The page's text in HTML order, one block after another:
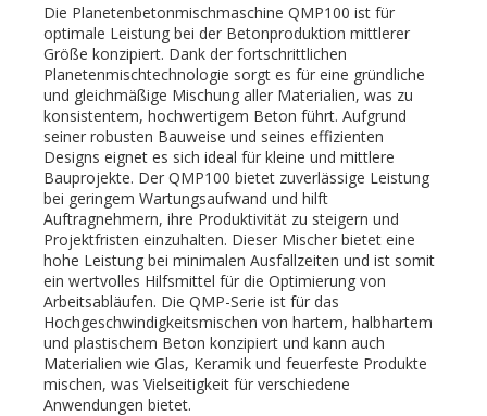
Die Planetenbetonmischmaschine QMP100 ist für
optimale Leistung bei der Betonproduktion mittlerer
Größe konzipiert. Dank der fortschrittlichen
Planetenmischtechnologie sorgt es für eine gründliche
und gleichmäßige Mischung aller Materialien, was zu
konsistentem, hochwertigem Beton führt. Aufgrund
seiner robusten Bauweise und seines effizienten
Designs eignet es sich ideal für kleine und mittlere
Bauprojekte. Der QMP100 bietet zuverlässige Leistung
bei geringem Wartungsaufwand und hilft
Auftragnehmern, ihre Produktivität zu steigern und
Projektfristen einzuhalten. Dieser Mischer bietet eine
hohe Leistung bei minimalen Ausfallzeiten und ist somit
ein wertvolles Hilfsmittel für die Optimierung von
Arbeitsabläufen. Die QMP-Serie ist für das
Hochgeschwindigkeitsmischen von hartem, halbhartem
und plastischem Beton konzipiert und kann auch
Materialien wie Glas, Keramik und feuerfeste Produkte
mischen, was Vielseitigkeit für verschiedene
Anwendungen bietet.